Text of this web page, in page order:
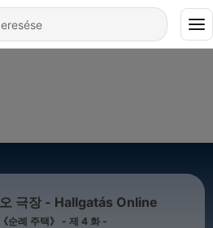
극장 - Hallgatás Online
순례 주택》 - 제 4 화 -